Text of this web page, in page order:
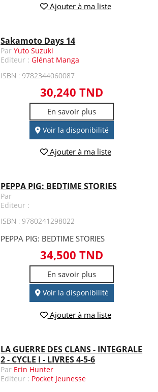
Ajouter à ma liste
Sakamoto Days 14
ParYuto Suzuki
Editeur :Glénat Manga
ISBN : 9782344060087
30,240 TND
En savoir plus
Voir la disponibilité
Ajouter à ma liste
PEPPA PIG: BEDTIME STORIES
Par
Editeur :
ISBN : 9780241298022
PEPPA PIG: BEDTIME STORIES
34,500 TND
En savoir plus
Voir la disponibilité
Ajouter à ma liste
LA GUERRE DES CLANS - INTEGRALE
2 - CYCLE I - LIVRES 4-5-6
Par Erin Hunter
Editeur : Pocket Jeunesse